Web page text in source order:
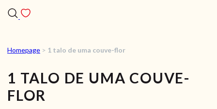
RECEITAS
VÍDEOS
Homepage > 1 talo de uma couve-flor
1 TALO DE UMA COUVE-
FLOR